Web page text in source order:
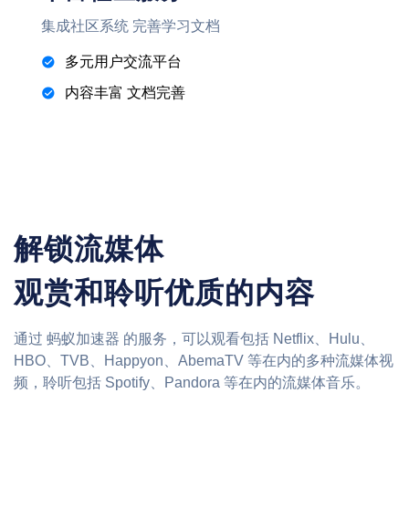
集成社区系统 完善学习文档
多元用户交流平台
内容丰富 文档完善
解锁流媒体
观赏和聆听优质的内容
通过 蚂蚁加速器 的服务，可以观看包括 Netflix、Hulu、
HBO、TVB、Happyon、AbemaTV 等在内的多种流媒体视
频，聆听包括 Spotify、Pandora 等在内的流媒体音乐。